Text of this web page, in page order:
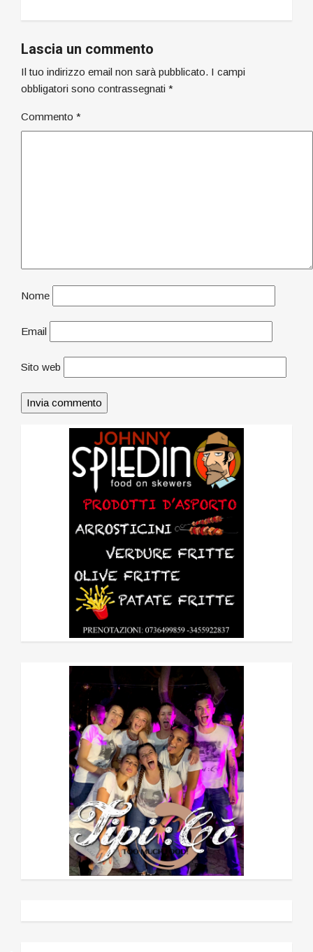
Lascia un commento
Il tuo indirizzo email non sarà pubblicato. I campi
obbligatori sono contrassegnati *
Commento *
Nome
Email
Sito web